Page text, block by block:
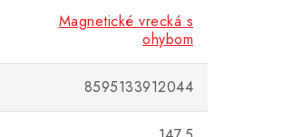
Magnetické vrecká s
ohybom
8595133912044